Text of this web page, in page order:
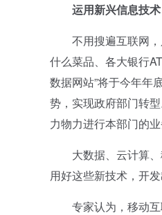
运用新兴信息技
不用搜遍互联网，
什么菜品、各大银行
数据网站”将于今年年
势，实现政府部门转
力物力进行本部门的
大数据、云计算、
用好这些新技术，开
专家认为，移动互